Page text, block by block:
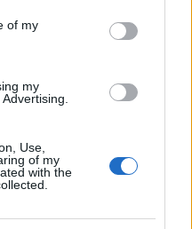
of my
my
Use,
of my
with the